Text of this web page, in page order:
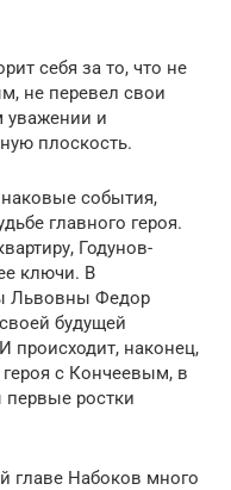
себя за то, что не
не перевел свои
уважении и
плоскость.
события,
главного героя.
Годунов-
ключи. В
Львовны Федор
будущей
наконец,
с Кончеевым, в
первые ростки
главе Набоков много